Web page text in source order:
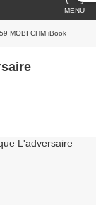
MENU
MOBI CHM iBook